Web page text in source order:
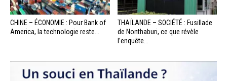
CHINE – ÉCONOMIE : Pour Bank of
America, la technologie reste...
THAÏLANDE – SOCIÉTÉ : Fusillade
de Nonthaburi, ce que révèle
l’enquête...